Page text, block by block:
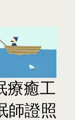
療癒工
師證照